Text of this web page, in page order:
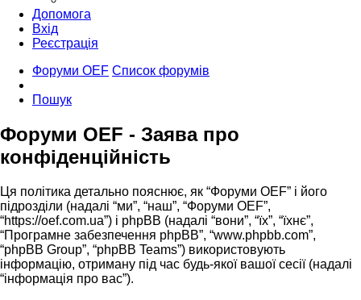
Допомога
Вхід
Реєстрація
Форуми OEF Список форумів
Пошук
Форуми OEF - Заява про
конфіденційність
Ця політика детально пояснює, як “Форуми OEF” і його
підрозділи (надалі “ми”, “наш”, “Форуми OEF”,
“https://oef.com.ua”) і phpBB (надалі “вони”, “їх”, “їхнє”,
“Програмне забезпечення phpBB”, “www.phpbb.com”,
“phpBB Group”, “phpBB Teams”) використовують
інформацію, отриману під час будь-якої вашої сесії (надалі
“інформація про вас”).